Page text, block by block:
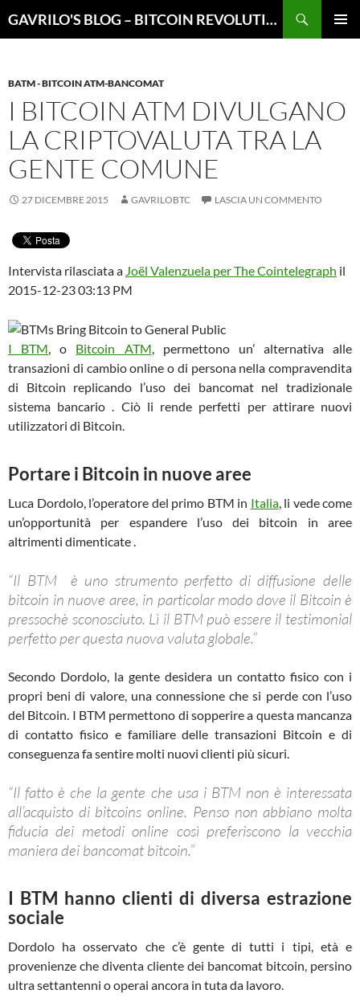
GAVRILO'S BLOG – BITCOIN REVOLUTION
BATM - BITCOIN ATM-BANCOMAT
I BITCOIN ATM DIVULGANO
LA CRIPTOVALUTA TRA LA
GENTE COMUNE
27 DICEMBRE 2015 GAVRILOBTC LASCIA UN COMMENTO
Intervista rilasciata a Joël Valenzuela per The Cointelegraph il
2015-12-23 03:13 PM
I BTM, o Bitcoin ATM, permettono un’ alternativa alle
transazioni di cambio online o di persona nella compravendita
di Bitcoin replicando l’uso dei bancomat nel tradizionale
sistema bancario . Ciò li rende perfetti per attirare nuovi
utilizzatori di Bitcoin.
Portare i Bitcoin in nuove aree
Luca Dordolo, l’operatore del primo BTM in Italia, li vede come
un’opportunità per espandere l’uso dei bitcoin in aree
altrimenti dimenticate .
“Il BTM è uno strumento perfetto di diffusione delle
bitcoin in nuove aree, in particolar modo dove il Bitcoin è
pressochè sconosciuto. Lì il BTM può essere il testimonial
perfetto per questa nuova valuta globale.”
Secondo Dordolo, la gente desidera un contatto fisico con i
propri beni di valore, una connessione che si perde con l’uso
del Bitcoin. I BTM permettono di sopperire a questa mancanza
di contatto fisico e familiare delle transazioni Bitcoin e di
conseguenza fa sentire molti nuovi clienti più sicuri.
“Il fatto è che la gente che usa i BTM non è interessata
all’acquisto di bitcoins online. Penso non abbiano molta
fiducia dei metodi online così preferiscono la vecchia
maniera dei bancomat bitcoin.”
I BTM hanno clienti di diversa estrazione
sociale
Dordolo ha osservato che c’è gente di tutti i tipi, età e
provenienze che diventa cliente dei bancomat bitcoin, persino
ultra settantenni o operai ancora in tuta da lavoro.